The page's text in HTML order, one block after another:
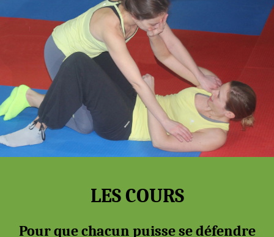
LES COURS
Pour que chacun puisse se défendre